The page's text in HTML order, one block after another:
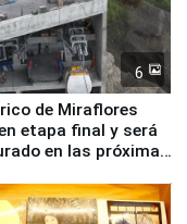
6
de Miraflores
etapa final y será
en las próximas